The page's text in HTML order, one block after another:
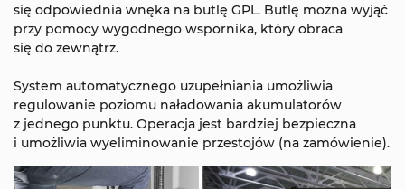
się odpowiednia wnęka na butlę GPL. Butlę można wyjąć
przy pomocy wygodnego wspornika, który obraca
się do zewnątrz.
System automatycznego uzupełniania umożliwia
regulowanie poziomu naładowania akumulatorów
z jednego punktu. Operacja jest bardziej bezpieczna
i umożliwia wyeliminowanie przestojów (na zamówienie).